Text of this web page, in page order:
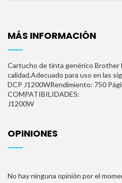
MÁS INFORMACIÓN
Cartucho de tinta genérico Brother
calidad.Adecuado para uso en las
DCP J1200WRendimiento: 750
COMPATIBILIDADES:
J1200W
OPINIONES
No hay ninguna opinión por el